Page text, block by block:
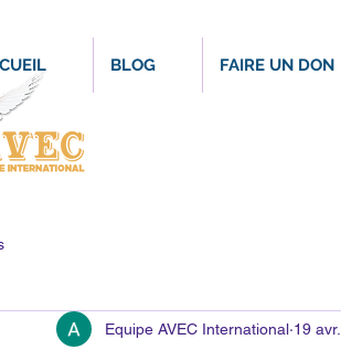
BLOG FAIRE UN DON
Equipe AVEC International 19 avr.